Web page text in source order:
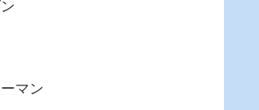
マン